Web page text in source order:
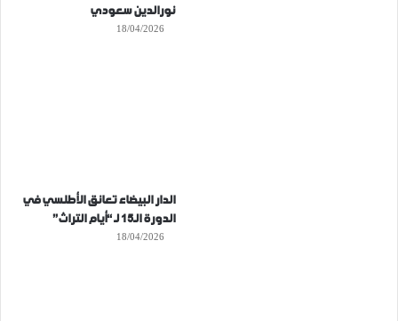
نورالدين سعودي
18/04/2026
الدار البيضاء تعانق الأطلسي في
الدورة الـ15 لـ “أيام التراث”
18/04/2026